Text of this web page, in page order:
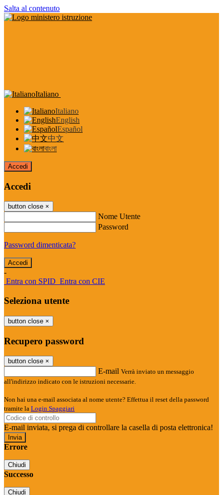
Salta al contenuto
Italiano
Italiano
English
Español
中文
বাংলা
Accedi
Accedi
button close ×
Nome Utente
Password
Password dimenticata?
-
Entra con SPID Entra con CIE
Seleziona utente
button close ×
Recupero password
button close ×
E-mail Verrà inviato un messaggio
all'indirizzo indicato con le istruzioni necessarie.
Non hai una e-mail associata al nome utente? Effettua il reset della password
tramite la Login Spaggiari
E-mail inviata, si prega di controllare la casella di posta elettronica!
Errore
Chiudi
Successo
Chiudi